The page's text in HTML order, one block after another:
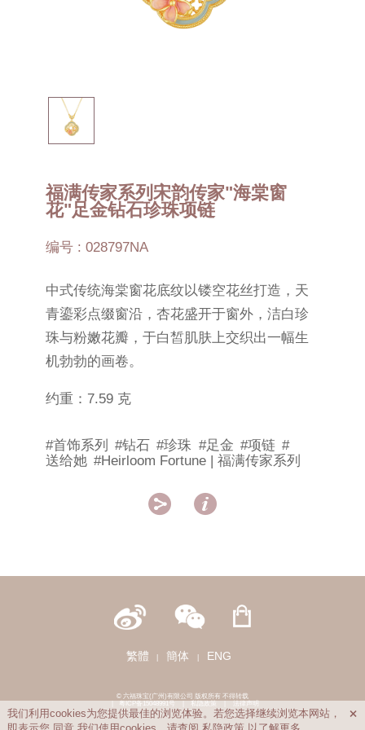
福满传家系列宋韵传家"海棠窗
花"足金钻石珍珠项链
编号 : 028797NA
中式传统海棠窗花底纹以镂空花丝打造，天
青鎏彩点缀窗沿，杏花盛开于窗外，洁白珍
珠与粉嫩花瓣，于白皙肌肤上交织出一幅生
机勃勃的画卷。
约重：7.59 克
#首饰系列 #钻石 #珍珠 #足金 #项链 #
送给她 #Heirloom Fortune | 福满传家系列
 
繁體 簡体 ENG
© 六福珠宝(广州)有限公司 版权所有 不得转载
|
粤ICP备15048991号 | 私隐政策 | 法律声明
我们利用cookies为您提供最佳的浏览体验。若您选择继续浏览本网站，
